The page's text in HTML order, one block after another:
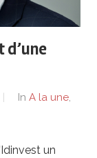
d’une
In A la une,
un